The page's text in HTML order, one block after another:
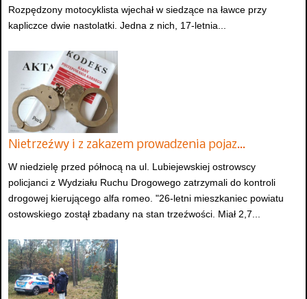
Rozpędzony motocyklista wjechał w siedzące na ławce przy
kapliczce dwie nastolatki. Jedna z nich, 17-letnia...
Nietrzeźwy i z zakazem prowadzenia pojaz…
W niedzielę przed północą na ul. Lubiejewskiej ostrowscy
policjanci z Wydziału Ruchu Drogowego zatrzymali do kontroli
drogowej kierującego alfa romeo. "26-letni mieszkaniec powiatu
ostowskiego zostął zbadany na stan trzeźwości. Miał 2,7...